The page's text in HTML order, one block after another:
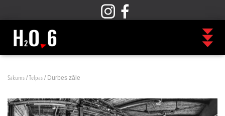
Sākums / Telpas / Durbes zāle